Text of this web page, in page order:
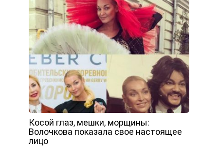
Косой глаз, мешки, морщины:
Волочкова показала свое настоящее
лицо